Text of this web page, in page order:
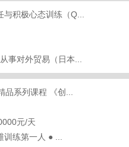
积极心态训练（Q...
事对外贸易（日本...
品系列课程 《创...
元/天
练第一人 ● ...